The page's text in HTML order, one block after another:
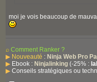
moi je vois beaucoup de
⌕ Comment Ranker ?
▶ Nouveauté : Ninja Web Pro
▶ Ebook : Ninjalinking (-25% :
▶ Conseils stratégiques ou